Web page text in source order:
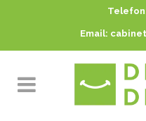
Email: